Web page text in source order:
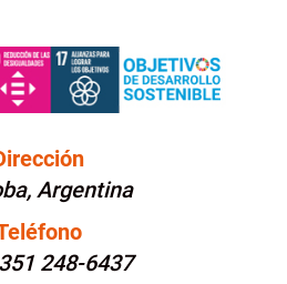
Argentina
248-6437